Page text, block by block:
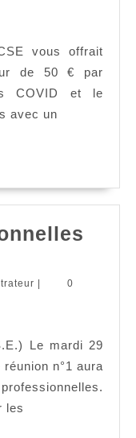
vous offrait
de 50 € par
COVID et le
avec un
administrateur
0
Le mardi 29
n°1 aura
les